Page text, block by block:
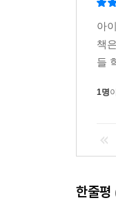
아
책
들
1명
한줄평